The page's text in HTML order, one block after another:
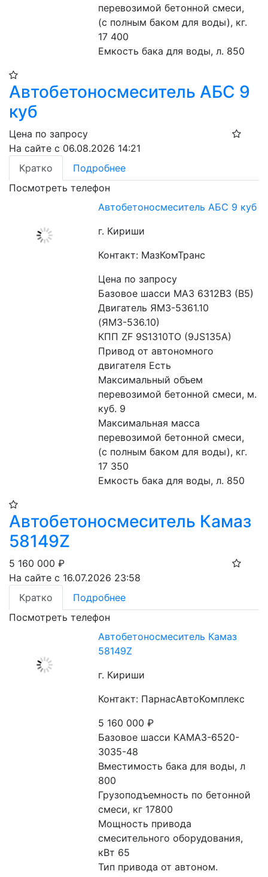
перевозимой бетонной смеси,
(с полным баком для воды), кг.
17 400
Емкость бака для воды, л. 850
Автобетоносмеситель АБС 9
куб
Цена по запросу
На сайте с 06.08.2026 14:21
Кратко
Подробнее
Посмотреть телефон
Автобетоносмеситель АБС 9 куб
г. Кириши
Контакт: МазКомТранс
Цена по запросу
Базовое шасси МАЗ 6312В3 (В5)
Двигатель ЯМЗ-5361.10
(ЯМЗ-536.10)
КПП ZF 9S1310TO (9JS135A)
Привод от автономного
двигателя Есть
Максимальный объем
перевозимой бетонной смеси, м.
куб. 9
Максимальная масса
перевозимой бетонной смеси,
(с полным баком для воды), кг.
17 350
Емкость бака для воды, л. 850
Автобетоносмеситель Камаз
58149Z
5 160 000 ₽
На сайте с 16.07.2026 23:58
Кратко
Подробнее
Посмотреть телефон
Автобетоносмеситель Камаз
58149Z
г. Кириши
Контакт: ПарнасАвтоКомплекс
5 160 000₽
Базовое шасси КАМАЗ-6520-
3035-48
Вместимость бака для воды, л
800
Грузоподъемность по бетонной
смеси, кг 17800
Мощность привода
смесительного оборудования,
кВт 65
Тип привода от автоном.